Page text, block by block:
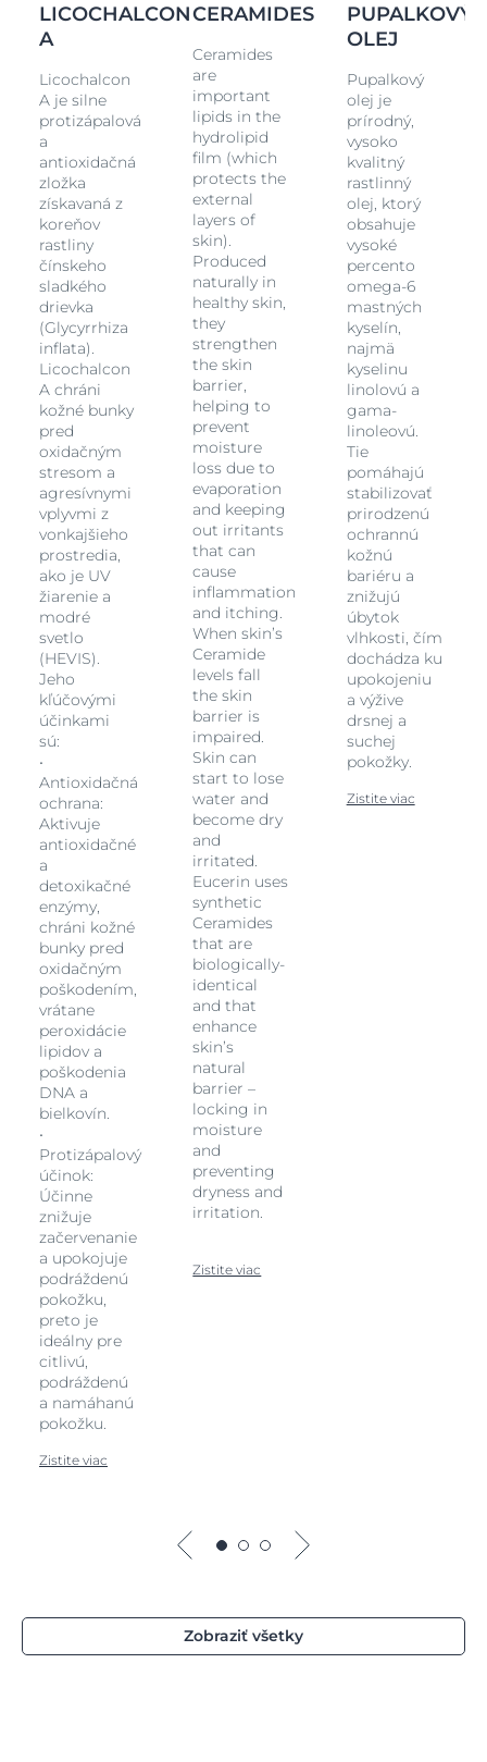
LICOCHALCON
A
Licochalcon
A je silne
protizápalová
a
antioxidačná
zložka
získavaná z
koreňov
rastliny
čínskeho
sladkého
drievka
(Glycyrrhiza
inflata).
Licochalcon
A chráni
kožné bunky
pred
oxidačným
stresom a
agresívnymi
vplyvmi z
vonkajšieho
prostredia,
ako je UV
žiarenie a
modré
svetlo
(HEVIS).
Jeho
kľúčovými
účinkami
sú:
•
Antioxidačná
ochrana:
Aktivuje
antioxidačné
a
detoxikačné
enzýmy,
chráni kožné
bunky pred
oxidačným
poškodením,
vrátane
peroxidácie
lipidov a
poškodenia
DNA a
bielkovín.
•
Protizápalový
účinok:
Účinne
znižuje
začervenanie
a upokojuje
podráždenú
pokožku,
preto je
ideálny pre
citlivú,
podráždenú
a namáhanú
pokožku.
Zistite viac
CERAMIDES
Ceramides
are
important
lipids in the
hydrolipid
film (which
protects the
external
layers of
skin).
Produced
naturally in
healthy skin,
they
strengthen
the skin
barrier,
helping to
prevent
moisture
loss due to
evaporation
and keeping
out irritants
that can
cause
inflammation
and itching.
When skin’s
Ceramide
levels fall
the skin
barrier is
impaired.
Skin can
start to lose
water and
become dry
and
irritated.
Eucerin uses
synthetic
Ceramides
that are
biologically-
identical
and that
enhance
skin’s
natural
barrier –
locking in
moisture
and
preventing
dryness and
irritation.
Zistite viac
PUPALKOVÝ
OLEJ
Pupalkový
olej je
prírodný,
vysoko
kvalitný
rastlinný
olej, ktorý
obsahuje
vysoké
percento
omega-6
mastných
kyselín,
najmä
kyselinu
linolovú a
gama-
linoleovú.
Tie
pomáhajú
stabilizovať
prirodzenú
ochrannú
kožnú
bariéru a
znižujú
úbytok
vlhkosti, čím
dochádza ku
upokojeniu
a výžive
drsnej a
suchej
pokožky.
Zistite viac
Zobraziť všetky